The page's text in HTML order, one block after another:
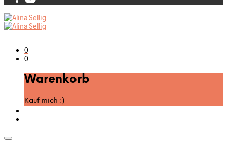
0
0
Warenkorb
Kauf mich :)